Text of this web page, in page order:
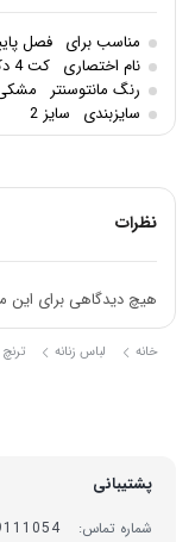
مناسب برای فصل
نام اختصاری کت 4 دکمه 10213
رنگ مانتوسنتر
سایزبندی
سایز 2
نظرات
هیچ دیدگاهی برای
خانه لباس زنانه
پشتیبانی
شماره تماس: